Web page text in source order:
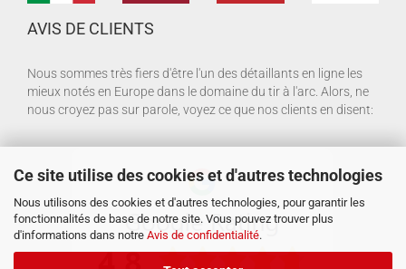
Ce site utilise des cookies et d'autres technologies
Nous utilisons des cookies et d'autres technologies, pour garantir les
fonctionnalités de base de notre site. Vous pouvez trouver plus
d'informations dans notre Avis de confidentialité.
AVIS DE CLIENTS
Nous sommes très fiers d'être l'un des détaillants en ligne les
mieux notés en Europe dans le domaine du tir à l'arc. Alors, ne
nous croyez pas sur parole, voyez ce que nos clients en disent: